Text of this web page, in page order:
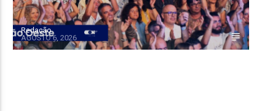
Redação
AGOSTO 6, 2026